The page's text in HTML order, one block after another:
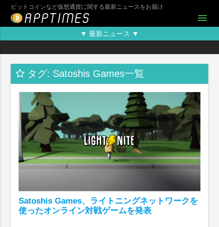
ビットコインなど仮想通貨に関する最新ニュースをお届け
menu
▼ 最新ニュース ▼
タグ: Satoshis Games一覧
Satoshis Games、ライトニングネットワークを
使ったオンライン対戦ゲームを発表